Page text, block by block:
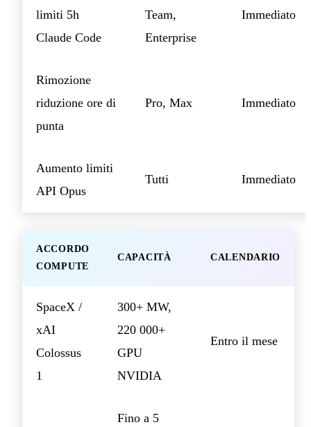
limiti 5h
Claude Code
Team,
Enterprise
Immediato
Rimozione
riduzione ore di
punta
Pro, Max Immediato
Aumento limiti
API Opus
Tutti Immediato
ACCORDO
COMPUTE
CAPACITÀ CALENDARIO
SpaceX /
xAI
Colossus
1
300+ MW,
220 000+
GPU
NVIDIA
Entro il mese
Fino a 5